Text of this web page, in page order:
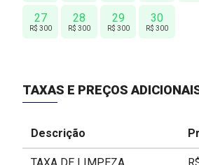
27
R$ 300
28
R$ 300
29
R$ 300
30
R$ 300
TAXAS E PREÇOS
Descrição